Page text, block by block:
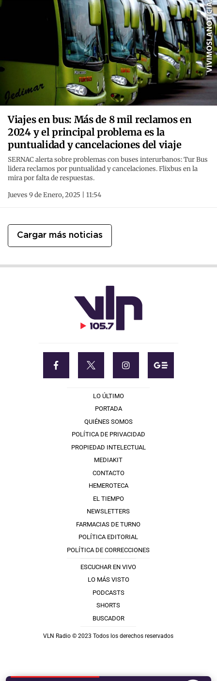
Viajes en bus: Más de 8 mil reclamos en
2024 y el principal problema es la
puntualidad y cancelaciones del viaje
SERNAC alerta sobre problemas con buses interurbanos: Tur Bus
lidera reclamos por puntualidad y cancelaciones. Flixbus en la
mira por falta de respuestas.
Jueves 9 de Enero, 2025 | 11:54
Cargar más noticias
LO ÚLTIMO
PORTADA
QUIÉNES SOMOS
POLÍTICA DE PRIVACIDAD
PROPIEDAD INTELECTUAL
MEDIAKIT
CONTACTO
HEMEROTECA
EL TIEMPO
NEWSLETTERS
FARMACIAS DE TURNO
POLÍTICA EDITORIAL
POLÍTICA DE CORRECCIONES
ESCUCHAR EN VIVO
LO MÁS VISTO
PODCASTS
SHORTS
BUSCADOR
VLN Radio © 2023 Todos los derechos reservados